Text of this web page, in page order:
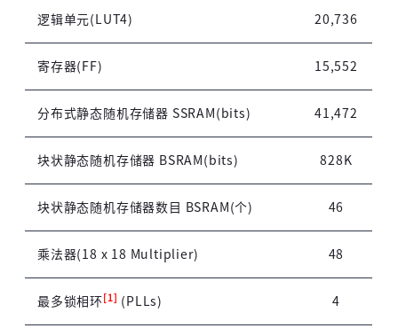
逻辑单元(LUT4) 20,736
寄存器(FF) 15,552
分布式静态随机存储器 SSRAM(bits) 41,472
块状静态随机存储器 BSRAM(bits) 828K
块状静态随机存储器数目 BSRAM(个) 46
乘法器(18 x 18 Multiplier) 48
最多锁相环 [1] (PLLs) 4